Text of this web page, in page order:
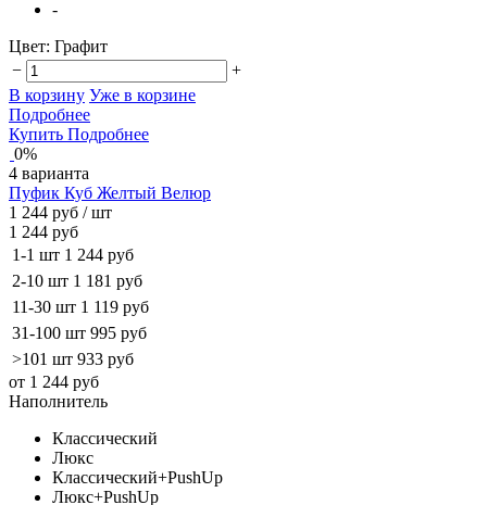
-
Цвет: Графит
−
+
В корзину Уже в корзине
Подробнее
Купить Подробнее
0%
4 варианта
Пуфик Куб Желтый Велюр
1 244 руб / шт
1 244 руб
1-1 шт 1 244 руб
2-10 шт 1 181 руб
11-30 шт 1 119 руб
31-100 шт 995 руб
>101 шт 933 руб
от 1 244 руб
Наполнитель
Классический
Люкс
Классический+PushUp
Люкс+PushUp